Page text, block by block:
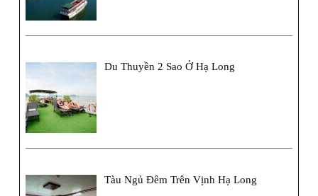
Du Thuyền 2 Sao Ở Hạ Long
Tàu Ngủ Đêm Trên Vịnh Hạ Long